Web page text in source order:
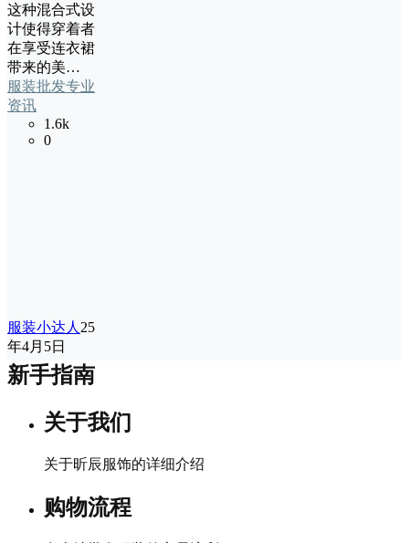
这种混合式设
计使得穿着者
在享受连衣裙
带来的美…
服装批发专业
资讯
1.6k
0
服装小达人 25
年4月5日
新手指南
关于我们
关于昕辰服饰的详细介绍
购物流程